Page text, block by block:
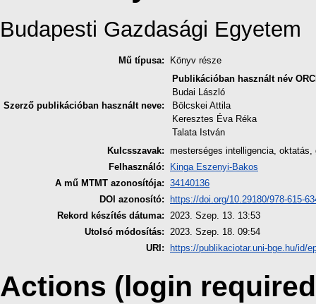
Budapesti Gazdasági Egyetem
Mű típusa: Könyv része
Szerző publikációban használt neve:
Publikációban használt név
Budai László
Bölcskei Attila
Keresztes Éva Réka
Talata István
Kulcsszavak: mesterséges intelligencia,
Felhasználó:
Kinga Eszenyi-Bakos
A mű MTMT azonosítója: 34140136
DOI azonosító:
https://doi.org/10.29180/978-615-
Rekord készítés dátuma: 2023. Szep. 13. 13:53
Utolsó módosítás: 2023. Szep. 18. 09:54
URI:
https://publikaciotar.uni-bge.hu/id/
Actions (login